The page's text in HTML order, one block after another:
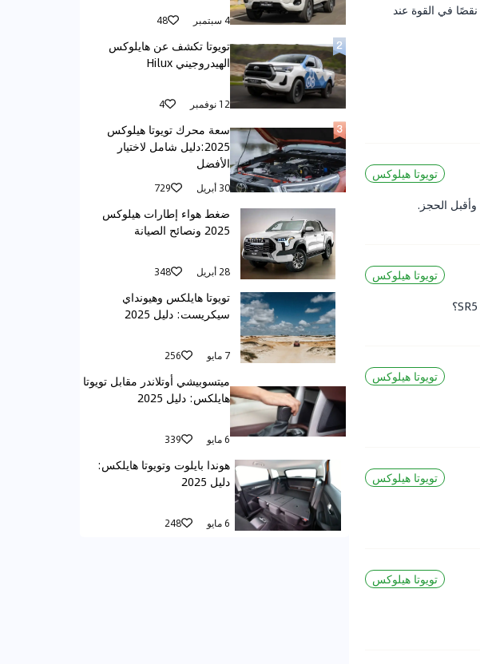
في القوة عند
تويوتا هيلوكس
تويوتا هيلوكس
تويوتا هيلوكس
تويوتا هيلوكس
تويوتا هيلوكس
4 سبتمبر 48
تويوتا تكشف عن هايلوكس
الهيدروجيني Hilux
12 نوفمبر 4
سعة محرك تويوتا هيلوكس
2025:دليل شامل لاختيار
الأفضل
30 أبريل 729
ضغط هواء إطارات هيلوكس
2025 ونصائح الصيانة
28 أبريل 348
تويوتا هايلكس وهيونداي
سيكريست: دليل 2025
7 مايو 256
ميتسوبيشي أوتلاندر مقابل تويوتا
هايلكس: دليل 2025
6 مايو 339
هوندا بايلوت وتويوتا هايلكس:
دليل 2025
6 مايو 248